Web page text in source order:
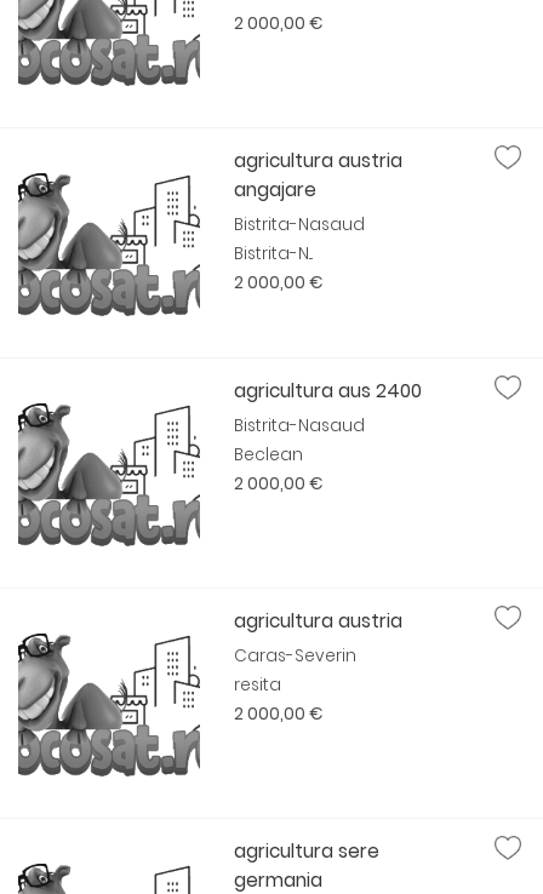
2 000,00 €
agricultura austria
angajare
Bistrita-Nasaud
Bistrita-N...
2 000,00 €
agricultura aus 2400
Bistrita-Nasaud
Beclean
2 000,00 €
agricultura austria
Caras-Severin
resita
2 000,00 €
agricultura sere
germania